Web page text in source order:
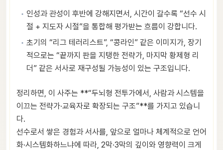
인성과 관성이 후반에 강해지면서, 시간이 갈수록 “선수 시
절 + 지도자 시절”을 통합해 평가받는 흐름이 강합니다.
초기의 “리그 테러리스트”, “콩라인” 같은 이미지가, 장기
적으로는 “끝까지 판을 지탱한 전략가, 마지막 황제형 리
더” 같은 서사로 재구성될 가능성이 있는 구조입니다.
정리하면, 이 사주는 **“두뇌형 전투가에서, 사람과 시스템을
이끄는 전략가·교육자로 확장되는 구조”**를 가지고 있습니
다.
선수로서 쌓은 경험과 서사를, 앞으로 얼마나 체계적으로 언어
화·시스템화하느냐에 따라, 2막·3막의 깊이와 영향력이 크게